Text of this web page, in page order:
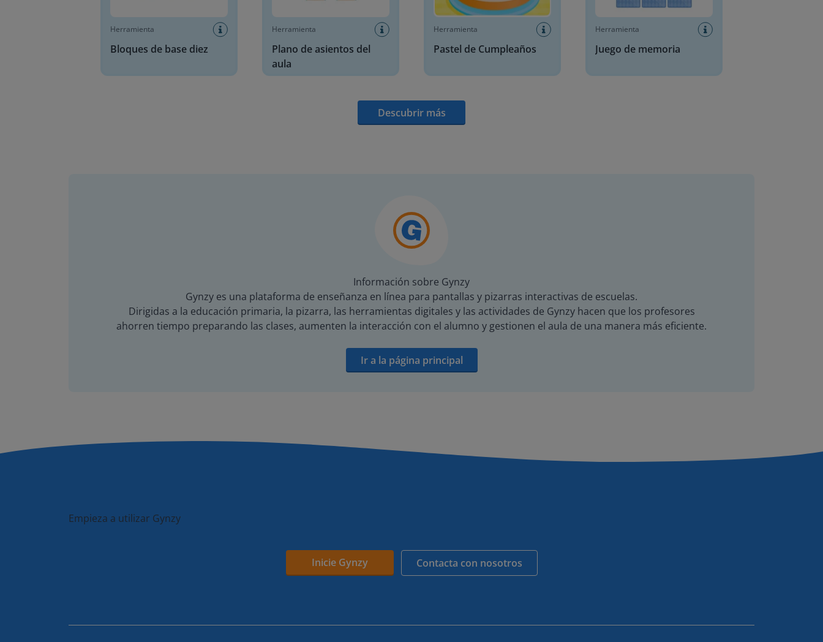
Herramienta
Bloques de base diez
Herramienta
Plano de asientos del
aula
Herramienta
Pastel de Cumpleaños
Herramienta
Juego de memoria
Descubrir más
Información sobre Gynzy
Gynzy es una plataforma de enseñanza en línea para pantallas y pizarras interactivas de escuelas.
Dirigidas a la educación primaria, la pizarra, las herramientas digitales y las actividades de Gynzy hacen que los profesores
ahorren tiempo preparando las clases, aumenten la interacción con el alumno y gestionen el aula de una manera más eficiente.
Ir a la página principal
Empieza a utilizar Gynzy
Inicie Gynzy Contacta con nosotros